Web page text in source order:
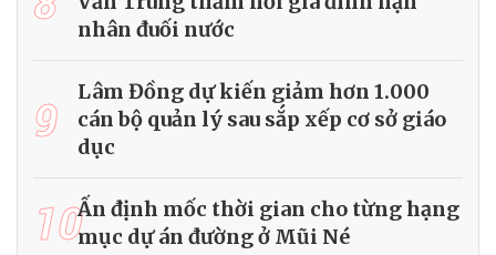
nhân đuối nước
9
Lâm Đồng dự kiến giảm hơn 1.000
cán bộ quản lý sau sắp xếp cơ sở giáo
dục
10Ấn định mốc thời gian cho từng hạng
mục dự án đường ở Mũi Né